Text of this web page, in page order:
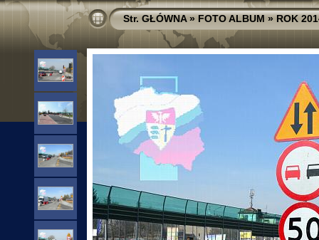
Str. GŁÓWNA»FOTO ALBUM»ROK